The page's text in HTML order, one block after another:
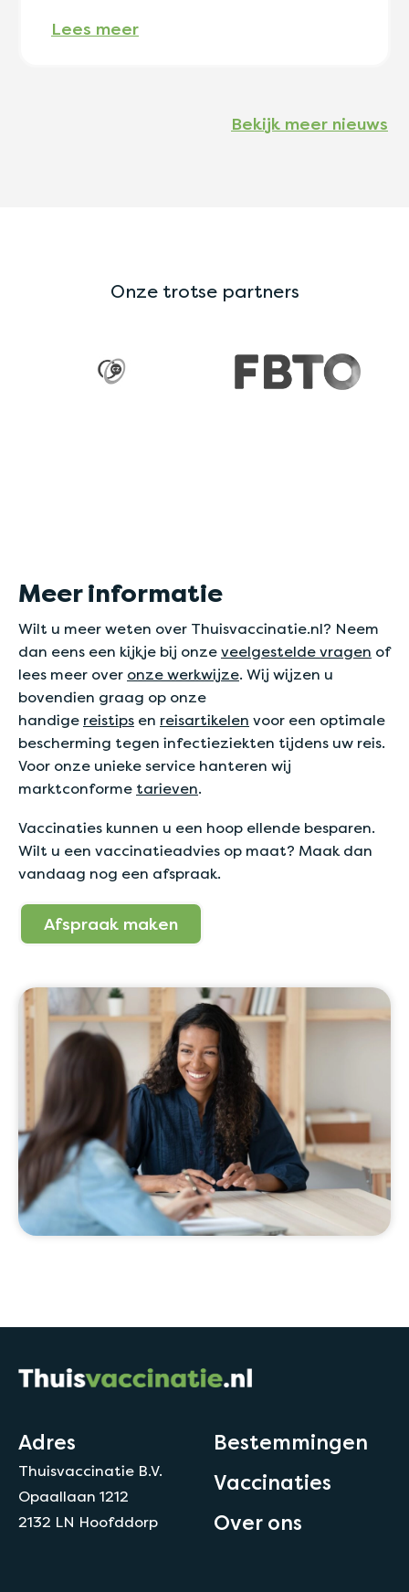
Lees meer
Bekijk meer nieuws
Onze trotse partners
Meer informatie
Wilt u meer weten over Thuisvaccinatie.nl? Neem
dan eens een kijkje bij onzeveelgestelde vragen of
lees meer over onze werkwijze. Wij wijzen u
bovendien graag op onze
handige reistips en reisartikelen voor een optimale
bescherming tegen infectieziekten tijdens uw reis.
Voor onze unieke service hanteren wij
marktconforme tarieven.
Vaccinaties kunnen u een hoop ellende besparen.
Wilt u een vaccinatieadvies op maat? Maak dan
vandaag nog een afspraak.
Afspraak maken
Adres
Thuisvaccinatie B.V.
Opaallaan 1212
2132 LN Hoofddorp
Bestemmingen
Vaccinaties
Over ons